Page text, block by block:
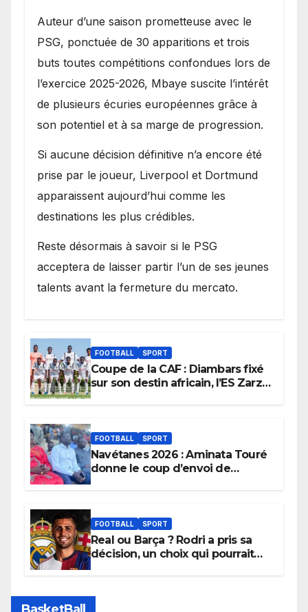
Auteur d’une saison prometteuse avec le
PSG, ponctuée de 30 apparitions et trois
buts toutes compétitions confondues lors de
l’exercice 2025-2026, Mbaye suscite l’intérêt
de plusieurs écuries européennes grâce à
son potentiel et à sa marge de progression.
Si aucune décision définitive n’a encore été
prise par le joueur, Liverpool et Dortmund
apparaissent aujourd’hui comme les
destinations les plus crédibles.
Reste désormais à savoir si le PSG
acceptera de laisser partir l’un de ses jeunes
talents avant la fermeture du mercato.
FOOTBALL SPORT
Coupe de la CAF : Diambars fixé
sur son destin africain, l’ES Zarzis
FOOTBALL SPORT
Navétanes 2026 : Aminata Touré
donne le coup d’envoi de
apaisées.
FOOTBALL SPORT
Real ou Barça ? Rodri a pris sa
décision, un choix qui pourrait